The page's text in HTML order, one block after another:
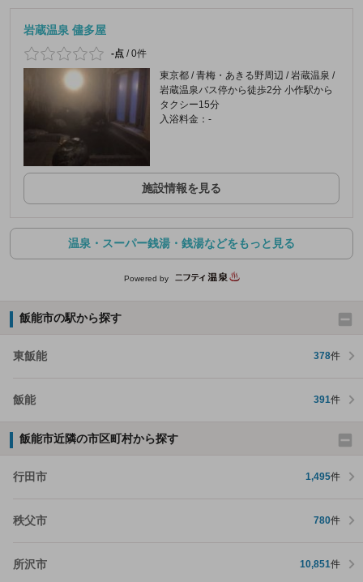
岩蔵温泉 儘多屋
-点 /0件
東京都 / 青梅・あきる野周辺 / 岩蔵温泉 /
岩蔵温泉バス停から徒歩2分 小作駅から
タクシー15分
入浴料金：-
施設情報を見る
温泉・スーパー銭湯・銭湯などをもっと見る
Powered by
飯能市の駅から探す
東飯能 378件
飯能 391件
飯能市近隣の市区町村から探す
行田市 1,495件
秩父市 780件
所沢市 10,851件